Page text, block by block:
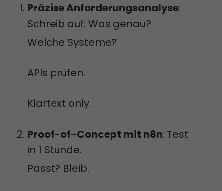
Präzise Anforderungsanalyse:
Schreib auf: Was genau?
Welche Systeme?
APIs prüfen.
Klartext only.
Proof-of-Concept mit n8n: Test
in 1 Stunde.
Passt? Bleib.